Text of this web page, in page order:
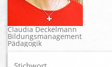
Claudia Deckelmann
Bildungsmanagement
Pädagogik